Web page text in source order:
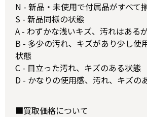
N - 新品・未使用で付属品がすべて
S - 新品同様の状態
A - わずかな浅いキズ、汚れはある
B - 多少の汚れ、キズがあり少し使
状態
C - 目立った汚れ、キズのある状態
D - かなりの使用感、汚れ、キズの
■買取価格について